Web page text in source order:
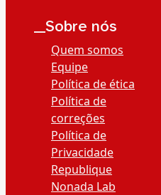
__Sobre nós
Quem somos
Equipe
Política de ética
Política de
correções
Política de
Privacidade
Republique
Nonada Lab